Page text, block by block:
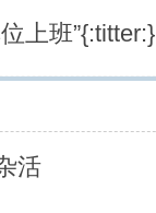
上班”{:titter:}
活